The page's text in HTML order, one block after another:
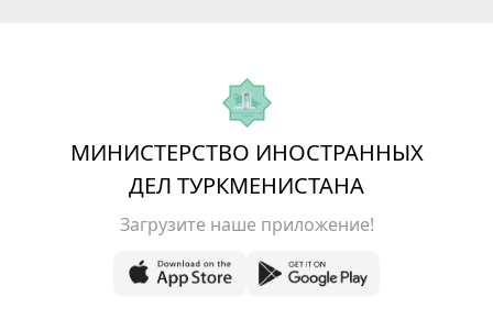
МИНИСТЕРСТВО ИНОСТРАННЫХ
ДЕЛ ТУРКМЕНИСТАНА
Загрузите наше приложение!